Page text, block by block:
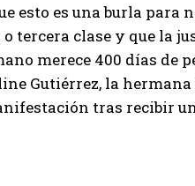
esto es una burla para
tercera clase y que la
merece 400 días de
Gutiérrez, la hermana
tras recibir